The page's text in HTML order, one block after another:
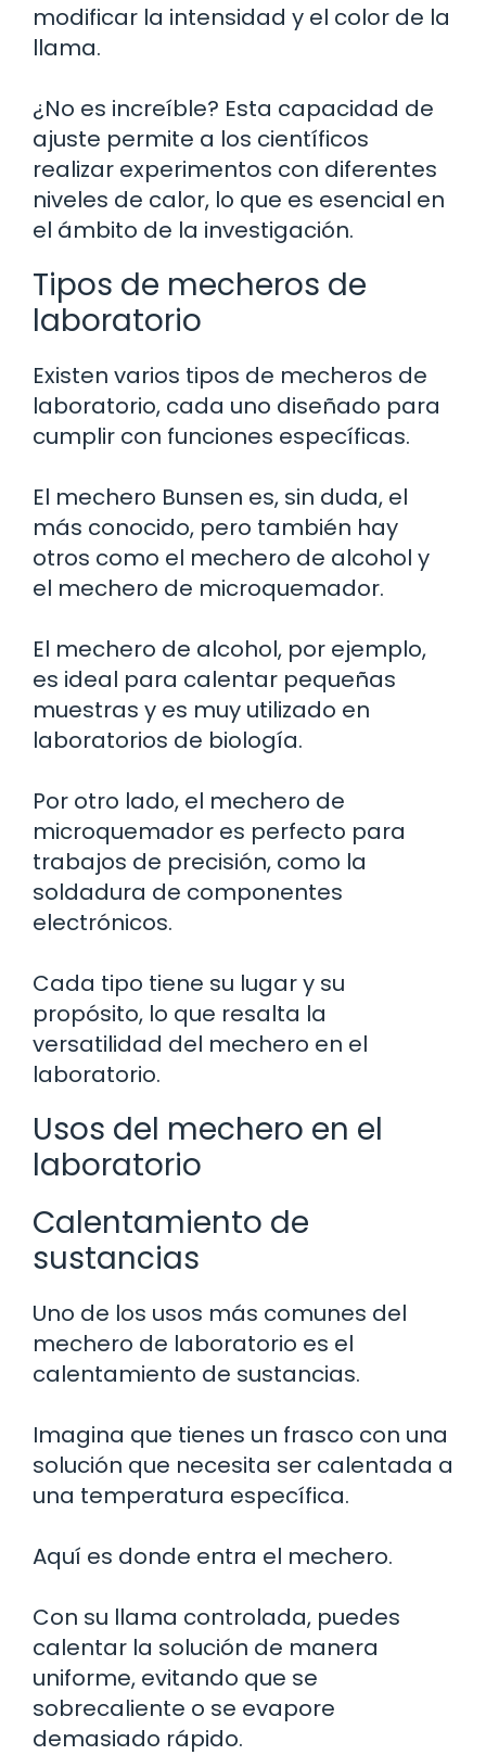
modificar la intensidad y el color de la
llama.
¿No es increíble? Esta capacidad de
ajuste permite a los científicos
realizar experimentos con diferentes
niveles de calor, lo que es esencial en
el ámbito de la investigación.
Tipos de mecheros de
laboratorio
Existen varios tipos de mecheros de
laboratorio, cada uno diseñado para
cumplir con funciones específicas.
El mechero Bunsen es, sin duda, el
más conocido, pero también hay
otros como el mechero de alcohol y
el mechero de microquemador.
El mechero de alcohol, por ejemplo,
es ideal para calentar pequeñas
muestras y es muy utilizado en
laboratorios de biología.
Por otro lado, el mechero de
microquemador es perfecto para
trabajos de precisión, como la
soldadura de componentes
electrónicos.
Cada tipo tiene su lugar y su
propósito, lo que resalta la
versatilidad del mechero en el
laboratorio.
Usos del mechero en el
laboratorio
Calentamiento de
sustancias
Uno de los usos más comunes del
mechero de laboratorio es el
calentamiento de sustancias.
Imagina que tienes un frasco con una
solución que necesita ser calentada a
una temperatura específica.
Aquí es donde entra el mechero.
Con su llama controlada, puedes
calentar la solución de manera
uniforme, evitando que se
sobrecaliente o se evapore
demasiado rápido.